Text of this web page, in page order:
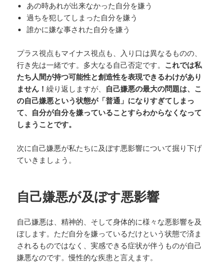
あの時あれが出来なかった自分を嫌う
過ちを犯してしまった自分を嫌う
誰かに嫌な事された自分を嫌う
プラス視点もマイナス視点も、入り口は異なるものの、
行き先は一緒です。多大なる自己否定です。 これでは私
たち人間が持つ可能性と創造性を表現できるわけがあり
ません！繰り返しますが、 自己嫌悪の最大の問題は、こ
の自己嫌悪という状態が「普通」になりすぎてしまっ
て、自分が自分を嫌っていることすらわからなくなって
しまうことです。
次に自己嫌悪が私たちに及ぼす悪影響について掘り下げ
ていきましょう。
自己嫌悪が及ぼす悪影響
自己嫌悪は、精神的、そして身体的に様々な悪影響を及
ぼします。ただ自分を嫌っているだけという状態で済ま
されるものではなく、実感できる症状が伴うものが自己
嫌悪なのです。慢性的な疾患と言えます。